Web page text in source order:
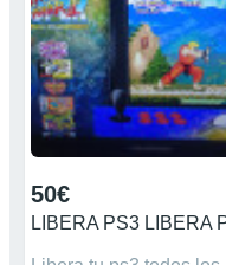
50€
LIBERA PS3 LIBERA